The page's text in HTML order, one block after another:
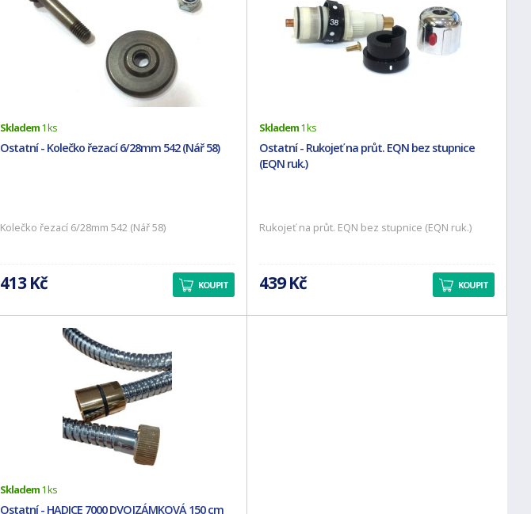
Skladem1 ks
Ostatní - Kolečko řezací 6/28mm 542 (Nář 58)
Kolečko řezací 6/28mm 542 (Nář 58)
413 Kč KOUPIT
Skladem1 ks
Ostatní - Rukojeť na průt. EQN bez stupnice
(EQN ruk.)
Rukojeť na průt. EQN bez stupnice (EQN ruk.)
439 Kč KOUPIT
Skladem1 ks
Ostatní - HADICE 7000 DVOJZÁMKOVÁ 150 cm